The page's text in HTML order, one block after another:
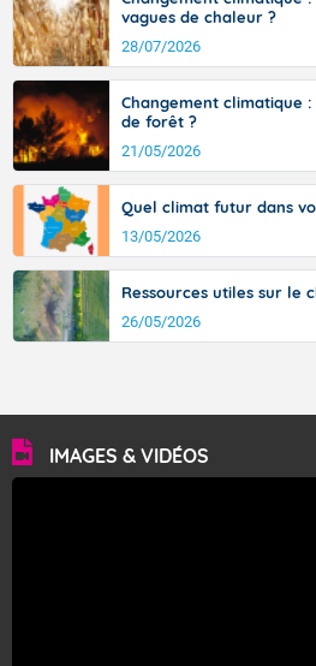
vagues de chaleur ?
28/07/2026
Changement climatique
de forêt ?
21/05/2026
Quel climat futur dans
13/05/2026
Ressources utiles sur le
26/05/2026
IMAGES & VIDÉOS